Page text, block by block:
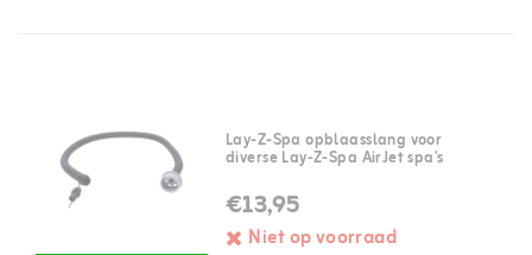
Lay-Z-Spa opblaasslang voor
diverse Lay-Z-Spa AirJet spa's
€13,95
Niet op voorraad